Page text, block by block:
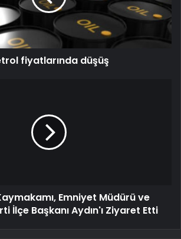
fiyatlarında düşüş
Emniyet Müdürü ve
İlçe Başkanı Aydın'ı Ziyaret Etti